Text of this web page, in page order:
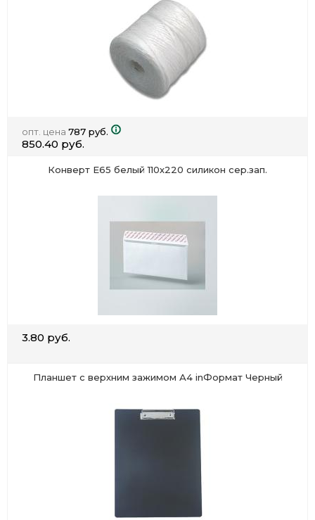
опт. цена 787 руб.
850.40 руб.
Конверт Е65 белый 110х220 силикон сер.зап.
3.80 руб.
Планшет с верхним зажимом А4 inФормат Черный